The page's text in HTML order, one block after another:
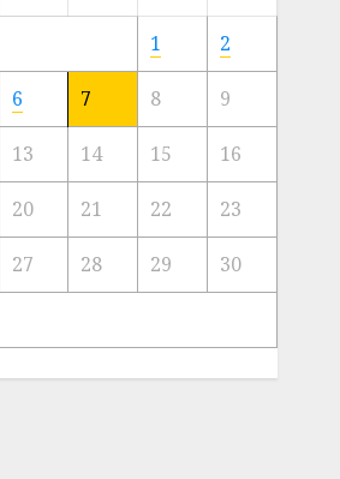
Artis
Kota
23/11/2024
0
1 2
6 7 8 9
13 14 15 16
20 21 22 23
27 28 29 30